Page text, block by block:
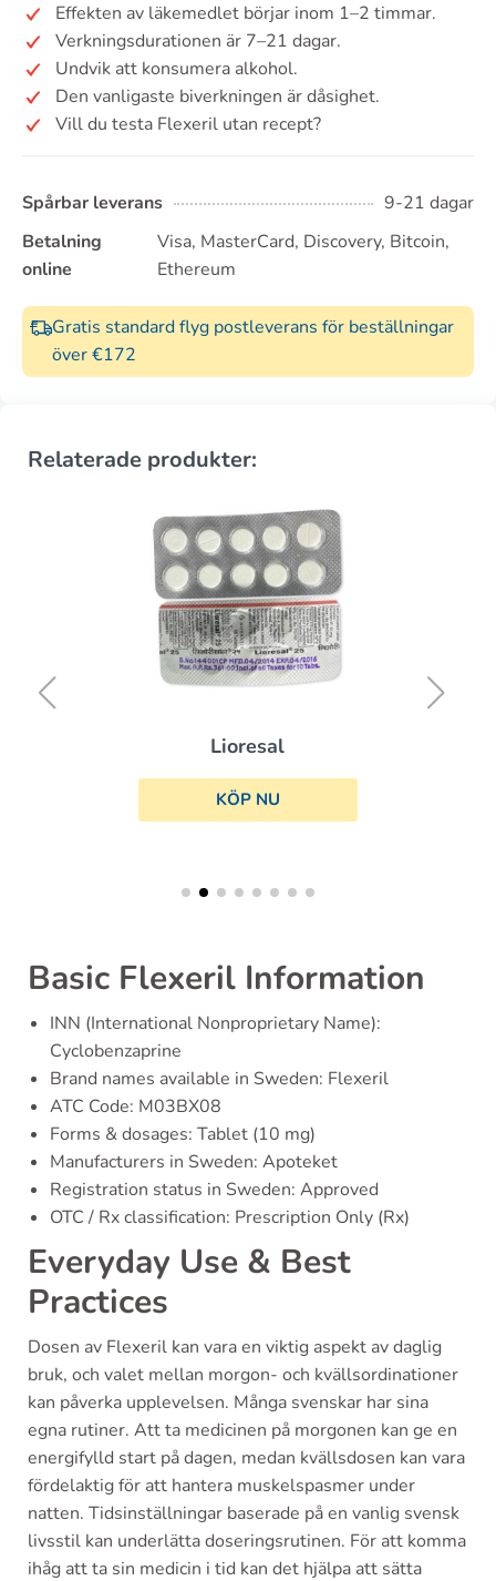
Effekten av läkemedlet börjar inom 1–2 timmar.
Verkningsdurationen är 7–21 dagar.
Undvik att konsumera alkohol.
Den vanligaste biverkningen är dåsighet.
Vill du testa Flexeril utan recept?
Spårbar leverans
9-21 dagar
Betalning
online
Visa, MasterCard, Discovery, Bitcoin,
Ethereum
Gratis standard flyg postleverans för beställningar
över €172
Relaterade produkter:
Lioresal
KÖP NU
Basic Flexeril Information
INN (International Nonproprietary Name):
Cyclobenzaprine
Brand names available in Sweden: Flexeril
ATC Code: M03BX08
Forms & dosages: Tablet (10 mg)
Manufacturers in Sweden: Apoteket
Registration status in Sweden: Approved
OTC / Rx classification: Prescription Only (Rx)
Everyday Use & Best
Practices
Dosen av Flexeril kan vara en viktig aspekt av daglig
bruk, och valet mellan morgon- och kvällsordinationer
kan påverka upplevelsen. Många svenskar har sina
egna rutiner. Att ta medicinen på morgonen kan ge en
energifylld start på dagen, medan kvällsdosen kan vara
fördelaktig för att hantera muskelspasmer under
natten. Tidsinställningar baserade på en vanlig svensk
livsstil kan underlätta doseringsrutinen. För att komma
ihåg att ta sin medicin i tid kan det hjälpa att sätta